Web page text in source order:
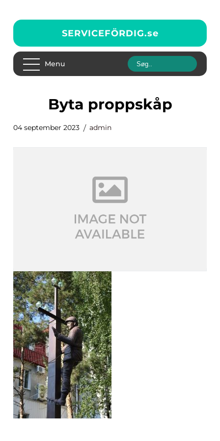
SERVICEFÖRDIG.se
Menu
byta proppskåp
04 september 2023 admin